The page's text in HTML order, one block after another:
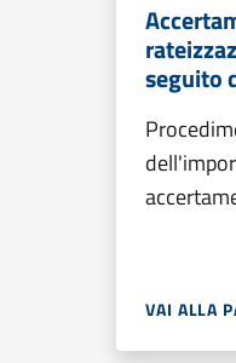
seguito
VAI ALLA